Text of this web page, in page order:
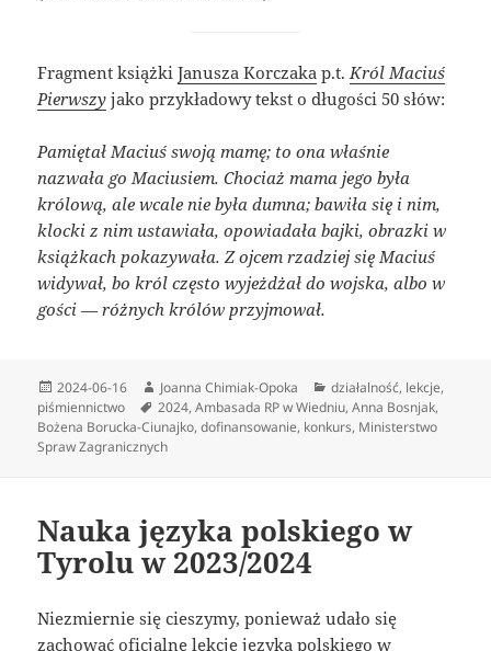
Fragment książkiJanusza Korczaka p.t. Król Maciuś
Pierwszy jako przykładowy tekst o długości 50 słów:
Pamiętał Maciuś swoją mamę; to ona właśnie
nazwała go Maciusiem. Chociaż mama jego była
królową, ale wcale nie była dumna; bawiła się i nim,
klocki z nim ustawiała, opowiadała bajki, obrazki w
książkach pokazywała. Z ojcem rzadziej się Maciuś
widywał, bo król często wyjeżdżał do wojska, albo w
gości — różnych królów przyjmował.
Data
publikacji
2024-06-16 Autor
Joanna Chimiak-Opoka Kategorie
działalność, lekcje,
piśmiennictwo
Tagi
2024,Ambasada RP w Wiedniu,Anna Bosnjak,
Bożena Borucka-Ciunajko,dofinansowanie, konkurs, Ministerstwo
Spraw Zagranicznych
Nauka języka polskiego w
Tyrolu w 2023/2024
Niezmiernie się cieszymy, ponieważ udało się
zachowaćoficjalne lekcje języka polskiego w